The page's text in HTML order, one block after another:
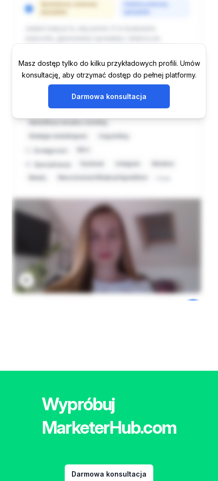
Masz dostęp tylko do kilku przykładowych profili. Umów
konsultację, aby otrzymać dostęp do pełnej platformy.
Darmowa konsultacja
Wypróbuj
MarketerHub.com
Darmowa konsultacja